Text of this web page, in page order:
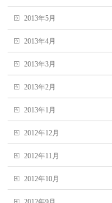
2013年5月
2013年4月
2013年3月
2013年2月
2013年1月
2012年12月
2012年11月
2012年10月